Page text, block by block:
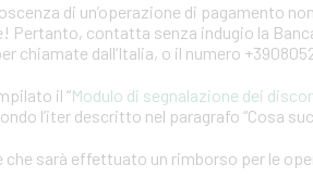
di un’operazione di pagamento
Pertanto, contatta senza indugio la
chiamate dall’Italia, o il numero
il “Modulo di segnalazione dei
l’iter descritto nel paragrafo “Cosa
che sarà effettuato un rimborso per le